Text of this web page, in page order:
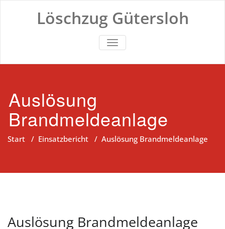
Löschzug Gütersloh
TOGGLE NAVIGATION
Auslösung
Brandmeldeanlage
Start / Einsatzbericht / Auslösung Brandmeldeanlage
Auslösung Brandmeldeanlage